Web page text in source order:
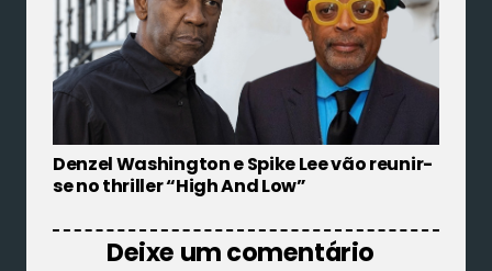
Denzel Washington e Spike Lee vão reunir-
se no thriller “High And Low”
Deixe um comentário